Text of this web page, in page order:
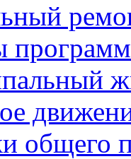
программ
общего